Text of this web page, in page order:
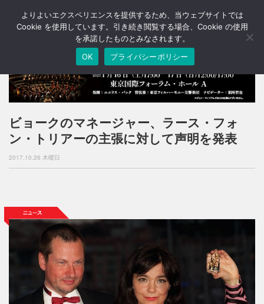
T
o
a
v
o
ビョークのマネージャー、ラース・フォ
ン・トリアーの主張に対して声明を発表
2017.10.26 木曜日
よりよいエクスペリエンスを提供するため、当ウェブサイトでは
Cookie を使用しています。引き続き閲覧する場合、Cookie の使用
を承諾したものとみなされます。
OK
プライバシーポリシー